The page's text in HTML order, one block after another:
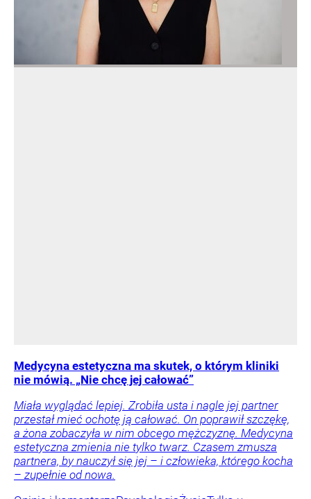
Medycyna estetyczna ma skutek, o którym kliniki
nie mówią. „Nie chcę jej całować”
Miała wyglądać lepiej. Zrobiła usta i nagle jej partner
przestał mieć ochotę ją całować. On poprawił szczękę,
a żona zobaczyła w nim obcego mężczyznę. Medycyna
estetyczna zmienia nie tylko twarz. Czasem zmusza
partnera, by nauczył się jej – i człowieka, którego kocha
– zupełnie od nowa.